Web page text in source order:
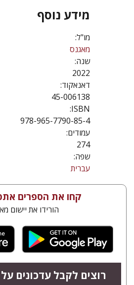
מידע נוסף
מו"ל:
מאגנס
שנה:
2022
דאנאקוד:
45-006138
ISBN:
978-965-7790-85-4
עמודים:
274
שפה:
עברית
קחו את הספרים
הורידו את יישום
רוצים לקבל עדכונים על